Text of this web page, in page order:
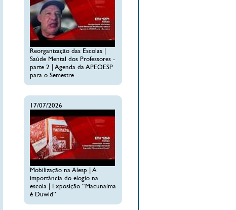
Reorganização das Escolas |
Saúde Mental dos Professores -
parte 2 | Agenda da APEOESP
para o Semestre
17/07/2026
Mobilização na Alesp | A
importância do elogio na
escola | Exposição “Macunaíma
é Duwid”